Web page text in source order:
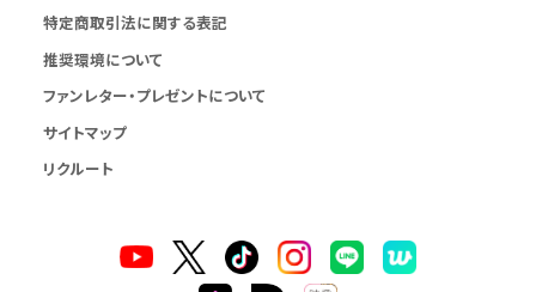
特定商取引法に関する表記
推奨環境について
ファンレター・プレゼントについて
サイトマップ
リクルート